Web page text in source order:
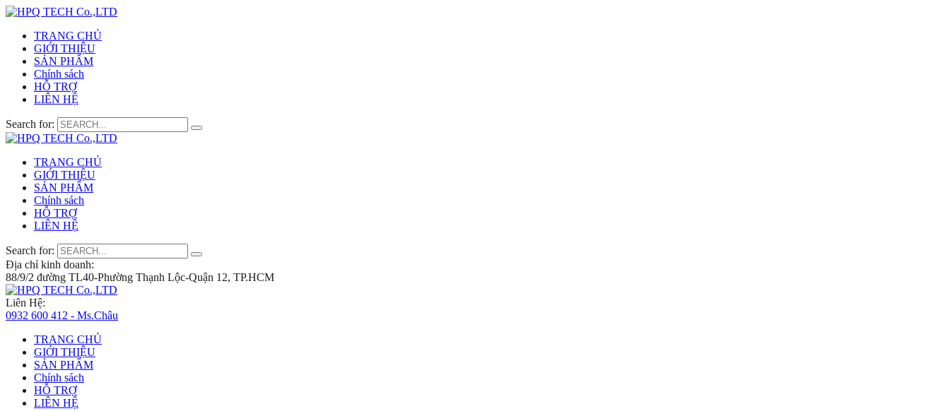
TRANG CHỦ
GIỚI THIỆU
SẢN PHẨM
Chính sách
HỖ TRỢ
LIÊN HỆ
Search for:
TRANG CHỦ
GIỚI THIỆU
SẢN PHẨM
Chính sách
HỖ TRỢ
LIÊN HỆ
Search for:
Địa chỉ kinh doanh:
88/9/2 đường TL40-Phường Thạnh Lộc-Quận 12, TP.HCM
Liên Hệ:
0932 600 412 - Ms.Châu
TRANG CHỦ
GIỚI THIỆU
SẢN PHẨM
Chính sách
HỖ TRỢ
LIÊN HỆ